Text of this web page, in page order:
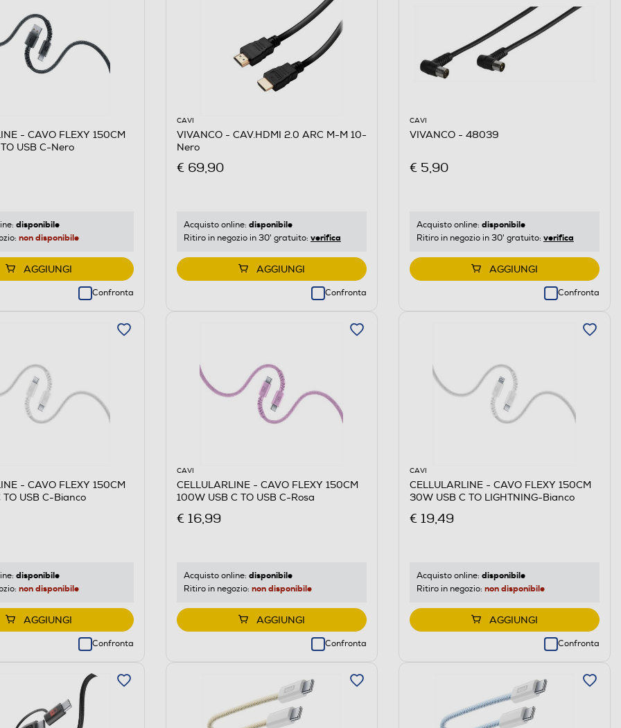
- CAVO FLEXY 150CM
USB C-Nero
disponibile
non disponibile
AGGIUNGI
Confronta
CAVI
VIVANCO - CAV.HDMI 2.0 ARC M-M 10-
Nero
€ 69,90
Acquisto online: disponibile
Ritiro in negozio in 30' gratuito: verifica
AGGIUNGI
Confronta
CAVI
VIVANCO - 48039
€ 5,90
Acquisto online: disponibile
Ritiro in negozio in 30' gratuito: verifica
AGGIUNGI
Confronta
- CAVO FLEXY 150CM
USB C-Bianco
disponibile
non disponibile
AGGIUNGI
Confronta
CAVI
CELLULARLINE - CAVO FLEXY 150CM
100W USB C TO USB C-Rosa
€ 16,99
Acquisto online: disponibile
Ritiro in negozio: non disponibile
AGGIUNGI
Confronta
CAVI
CELLULARLINE - CAVO FLEXY 150CM
30W USB C TO LIGHTNING-Bianco
€ 19,49
Acquisto online: disponibile
Ritiro in negozio: non disponibile
AGGIUNGI
Confronta